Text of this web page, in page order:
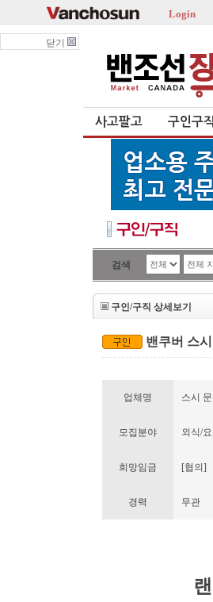
Login
닫기
사고팔고 구인구직
검색
구인/구직 상세보기
밴쿠버 스
업체명 스시 문
모집분야 외식/요
희망임금 [협의]
경력 무관